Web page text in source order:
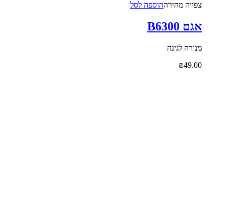
צפייה‬ ‫מהירה‬הוספה לסל
אגם B6300
מנורה לגינה
₪49.00